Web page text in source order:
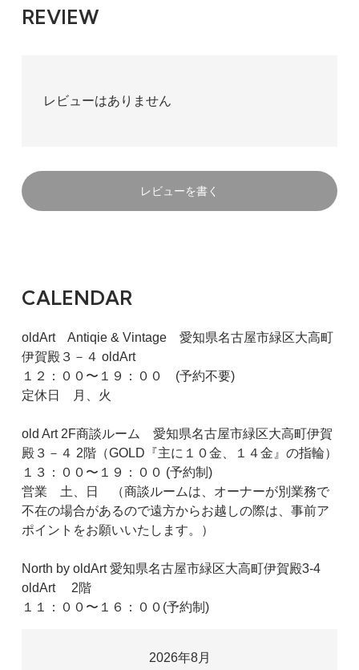
REVIEW
レビューはありません
レビューを書く
CALENDAR
oldArt Antiqie & Vintage 愛知県名古屋市緑区大高町
伊賀殿３－４ oldArt
１２：００〜１９：００ (予約不要)
定休日 月、火
old Art 2F商談ルーム 愛知県名古屋市緑区大高町伊賀
殿３－４ 2階（GOLD『主に１０金、１４金』の指輪）
１３：００〜１９：００ (予約制)
営業 土、日 （商談ルームは、オーナーが別業務で
不在の場合があるので遠方からお越しの際は、事前ア
ポイントをお願いいたします。）
North by oldArt 愛知県名古屋市緑区大高町伊賀殿3-4
oldArt 2階
１１：００〜１６：００(予約制)
2026年8月